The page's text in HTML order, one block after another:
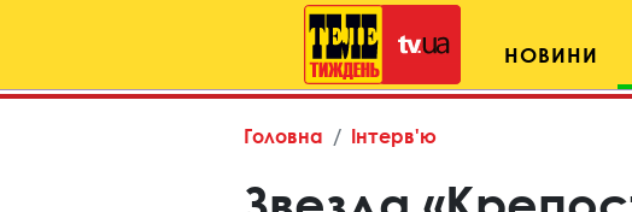
НОВИНИ
Головна Інтерв'ю